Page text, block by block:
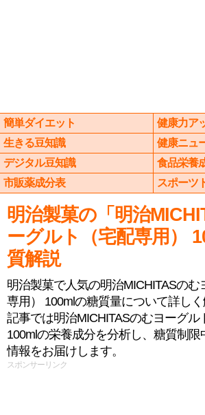
簡単ダイエット
健康力ア
生きる豆知識
健康ニュ
デジタル豆知識
食品栄養
市販薬成分表
スポーツ
明治製菓の「明治
ーグルト（宅配専用）
質解説
明治製菓で人気の明治MICHITASの
専用） 100mlの糖質量について詳し
記事では明治MICHITASのむヨーグル
100mlの栄養成分を分析し、糖質制
情報をお届けします。
スポンサーリンク